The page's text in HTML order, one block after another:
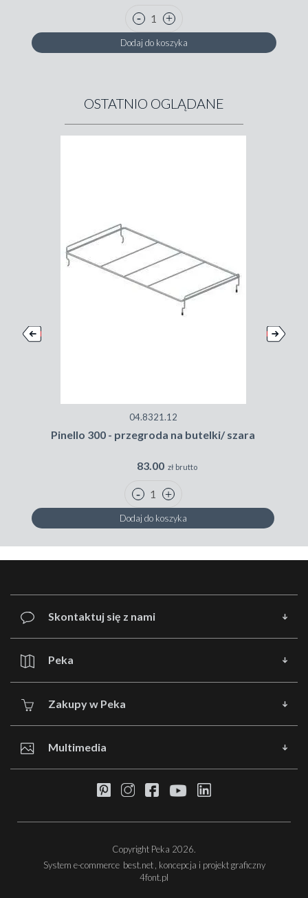
Dodaj do koszyka
OSTATNIO OGLĄDANE
04.8321.12
Pinello 300 - przegroda na butelki/ szara
83.00 zł brutto
Dodaj do koszyka
Skontaktuj się z nami
Peka
Zakupy w Peka
Multimedia
Copyright Peka 2026.
System e-commerce best.net , koncepcja i projekt graficzny
4font.pl